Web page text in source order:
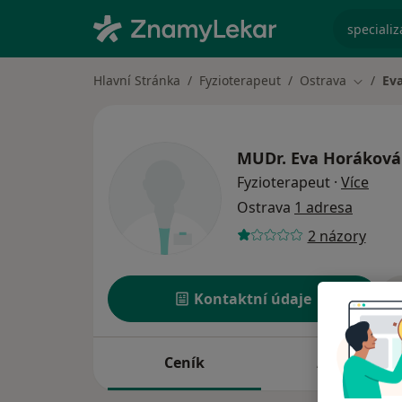
Hlavní Stránka Fyzioterapeut Ostrava Změna
MUDr. Eva Horáková
Fyzioterapeut · Více
Ostrava 1 adresa
2 názory
Kontaktní údaje
Ceník Adresy